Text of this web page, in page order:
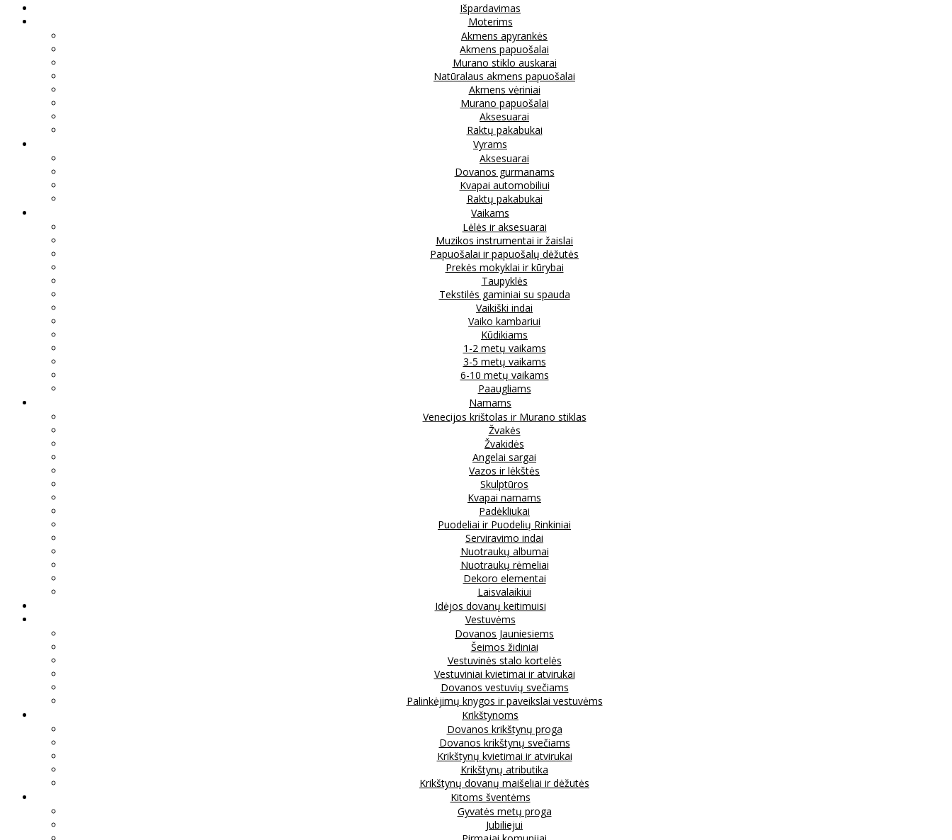
Išpardavimas
Moterims
Akmens apyrankės
Akmens papuošalai
Murano stiklo auskarai
Natūralaus akmens papuošalai
Akmens vėriniai
Murano papuošalai
Aksesuarai
Raktų pakabukai
Vyrams
Aksesuarai
Dovanos gurmanams
Kvapai automobiliui
Raktų pakabukai
Vaikams
Lėlės ir aksesuarai
Muzikos instrumentai ir žaislai
Papuošalai ir papuošalų dėžutės
Prekės mokyklai ir kūrybai
Taupyklės
Tekstilės gaminiai su spauda
Vaikiški indai
Vaiko kambariui
Kūdikiams
1-2 metų vaikams
3-5 metų vaikams
6-10 metų vaikams
Paaugliams
Namams
Venecijos krištolas ir Murano stiklas
Žvakės
Žvakidės
Angelai sargai
Vazos ir lėkštės
Skulptūros
Kvapai namams
Padėkliukai
Puodeliai ir Puodelių Rinkiniai
Serviravimo indai
Nuotraukų albumai
Nuotraukų rėmeliai
Dekoro elementai
Laisvalaikiui
Idėjos dovanų keitimuisi
Vestuvėms
Dovanos Jauniesiems
Šeimos židiniai
Vestuvinės stalo kortelės
Vestuviniai kvietimai ir atvirukai
Dovanos vestuvių svečiams
Palinkėjimų knygos ir paveikslai vestuvėms
Krikštynoms
Dovanos krikštynų proga
Dovanos krikštynų svečiams
Krikštynų kvietimai ir atvirukai
Krikštynų atributika
Krikštynų dovanų maišeliai ir dėžutės
Kitoms šventėms
Gyvatės metų proga
Jubiliejui